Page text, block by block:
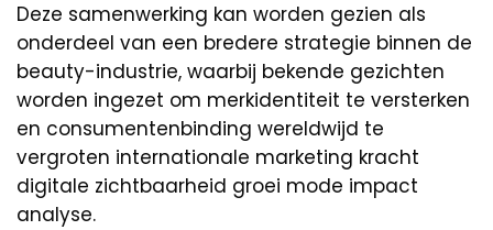
Deze samenwerking kan worden gezien als
onderdeel van een bredere strategie binnen de
beauty-industrie, waarbij bekende gezichten
worden ingezet om merkidentiteit te versterken
en consumentenbinding wereldwijd te
vergroten internationale marketing kracht
digitale zichtbaarheid groei mode impact
analyse.